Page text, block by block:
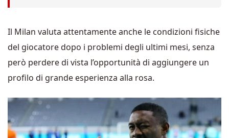
Il Milan valuta attentamente anche le condizioni fisiche
del giocatore dopo i problemi degli ultimi mesi, senza
però perdere di vista l’opportunità di aggiungere un
profilo di grande esperienza alla rosa.